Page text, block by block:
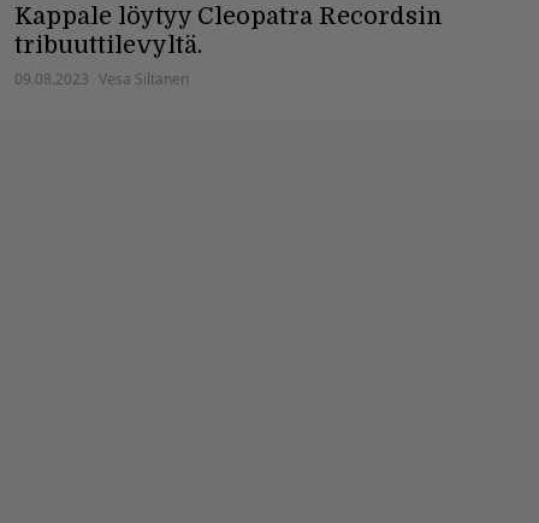
Kappale löytyy Cleopatra Recordsin
tribuuttilevyltä.
09.08.2023 Vesa Siltanen